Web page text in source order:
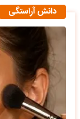
دانش آراستگی